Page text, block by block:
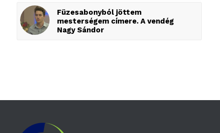
Füzesabonyból jöttem
mesterségem címere. A vendég
Nagy Sándor